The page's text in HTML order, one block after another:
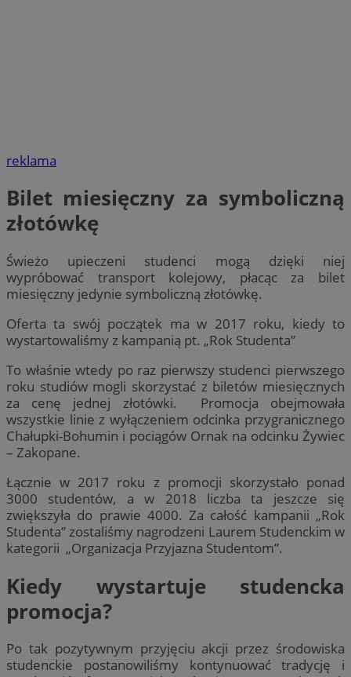
reklama
Bilet miesięczny za symboliczną
złotówkę
Świeżo upieczeni studenci mogą dzięki niej
wypróbować transport kolejowy, płacąc za bilet
miesięczny jedynie symboliczną złotówkę.
Oferta ta swój początek ma w 2017 roku, kiedy to
wystartowaliśmy z kampanią pt. „Rok Studenta”
To właśnie wtedy po raz pierwszy studenci pierwszego
roku studiów mogli skorzystać z biletów miesięcznych
za cenę jednej złotówki. Promocja obejmowała
wszystkie linie z wyłączeniem odcinka przygranicznego
Chałupki-Bohumin i pociągów Ornak na odcinku Żywiec
– Zakopane.
Łącznie w 2017 roku z promocji skorzystało ponad
3000 studentów, a w 2018 liczba ta jeszcze się
zwiększyła do prawie 4000. Za całość kampanii „Rok
Studenta” zostaliśmy nagrodzeni Laurem Studenckim w
kategorii „Organizacja Przyjazna Studentom”.
Kiedy wystartuje studencka
promocja?
Po tak pozytywnym przyjęciu akcji przez środowiska
studenckie postanowiliśmy kontynuować tradycję i